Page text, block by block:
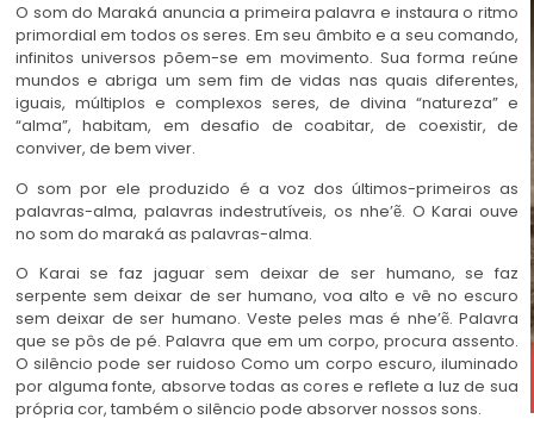
O som do Maraká anuncia a primeira palavra e instaura o ritmo
primordial em todos os seres. Em seu âmbito e a seu comando,
infinitos universos põem-se em movimento. Sua forma reúne
mundos e abriga um sem fim de vidas nas quais diferentes,
iguais, múltiplos e complexos seres, de divina “natureza” e
“alma”, habitam, em desafio de coabitar, de coexistir, de
conviver, de bem viver.
O som por ele produzido é a voz dos últimos-primeiros as
palavras-alma, palavras indestrutíveis, os nhe’ẽ. O Karai ouve
no som do maraká as palavras-alma.
O Karai se faz jaguar sem deixar de ser humano, se faz
serpente sem deixar de ser humano, voa alto e vê no escuro
sem deixar de ser humano. Veste peles mas é nhe’ẽ. Palavra
que se pôs de pé. Palavra que em um corpo, procura assento.
O silêncio pode ser ruidoso Como um corpo escuro, iluminado
por alguma fonte, absorve todas as cores e reflete a luz de sua
própria cor, também o silêncio pode absorver nossos sons.